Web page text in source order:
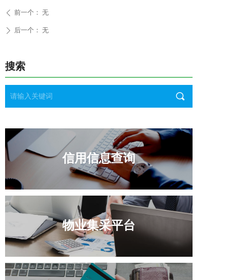
ꄴ 前一个： 无
ꄲ 后一个： 无
信用信息查询
物业集采平台
끠
搜索